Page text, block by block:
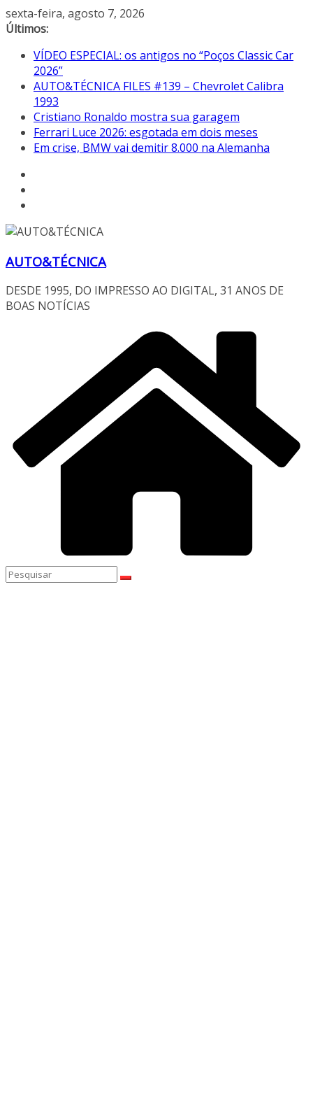
Pular
para
conteúdo
sexta-feira, agosto 7, 2026
Últimos:
VÍDEO ESPECIAL: os antigos no “Poços Classic Car
2026”
AUTO&TÉCNICA FILES #139 – Chevrolet Calibra
1993
Cristiano Ronaldo mostra sua garagem
Ferrari Luce 2026: esgotada em dois meses
Em crise, BMW vai demitir 8.000 na Alemanha
AUTO&TÉCNICA
DESDE 1995, DO IMPRESSO AO DIGITAL, 31 ANOS DE
BOAS NOTÍCIAS